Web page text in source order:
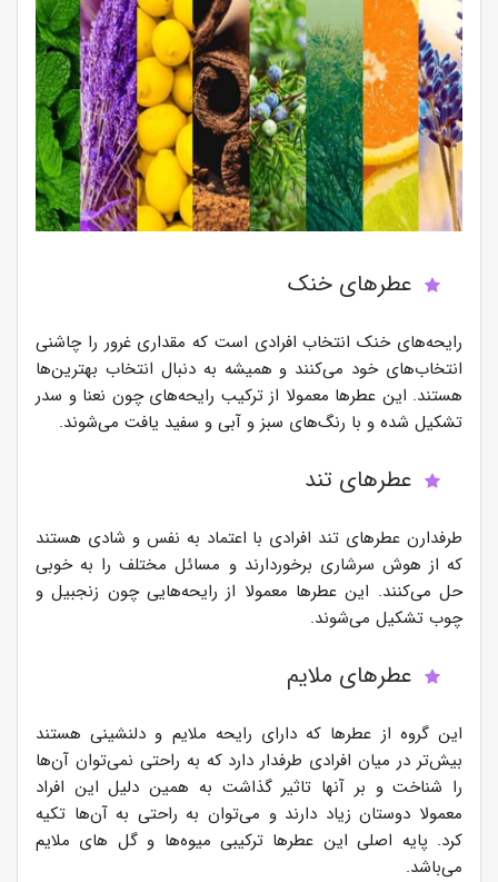
عطرهای خنک
رایحه‌های خنک انتخاب افرادی است که مقداری غرور را چاشنی
انتخاب‌های خود می‌کنند و همیشه به دنبال انتخاب بهترین‌ها
هستند. این عطرها معمولا از ترکیب رایحه‌های چون نعنا و سدر
تشکیل شده و با رنگ‌های سبز و آبی و سفید یافت می‌شوند.
عطرهای تند
طرفدارن عطرهای تند افرادی با اعتماد به نفس و شادی هستند
که از هوش سرشاری برخوردارند و مسائل مختلف را به خوبی
حل می‌کنند. این عطرها معمولا از رایحه‌هایی چون زنجبیل و
چوب تشکیل می‌شوند.
عطرهای ملایم
این گروه از عطرها که دارای رایحه ملایم و دلنشینی هستند
بیش‌تر در میان افرادی طرفدار دارد که به راحتی نمی‌توان آن‌ها
را شناخت و بر آنها تاثیر گذاشت به همین دلیل این افراد
معمولا دوستان زیاد دارند و می‌توان به راحتی به آن‌ها تکیه
کرد. پایه اصلی این عطرها ترکیبی میوه‌ها و گل های ملایم
می‌باشد.